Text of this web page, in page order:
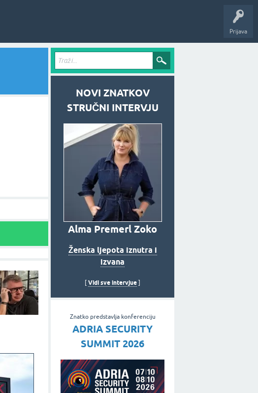
Prijava
NOVI ZNATKOV
STRUČNI INTERVJU
Alma Premerl Zoko
Ženska ljepota iznutra i
izvana
Vidi sve intervjue
Znatko predstavlja konferenciju
ADRIA SECURITY
SUMMIT 2026